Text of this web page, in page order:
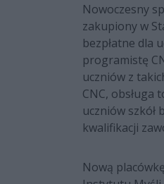
Nowoczesny
zakupiony w
bezpłatne dla
programistę
uczniów z
CNC, obsługa
uczniów
kwalifikacji
Nową